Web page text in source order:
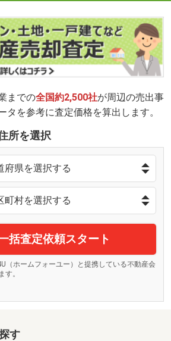
までの全国約2,500社が周辺の売出事
タを参考に査定価格を算出します。
所を選択
括査定依頼スタート
（ホームフォーユー）と提携している不動産会
す。
す